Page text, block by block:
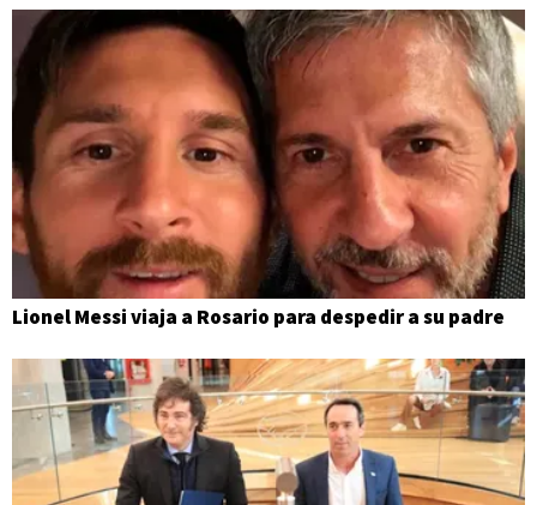
Lionel Messi viaja a Rosario para despedir a su padre